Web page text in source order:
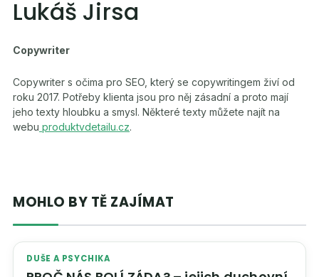
Lukáš Jirsa
Copywriter
Copywriter s očima pro SEO, který se copywritingem živí od
roku 2017. Potřeby klienta jsou pro něj zásadní a proto mají
jeho texty hloubku a smysl. Některé texty můžete najít na
webu produktvdetailu.cz.
MOHLO BY TĚ ZAJÍMAT
DUŠE A PSYCHIKA